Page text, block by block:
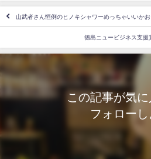
山武者さん恒例のヒノキシャワーめっちゃいいか
徳島ニュービジネス支援
この記事が気
フォローし